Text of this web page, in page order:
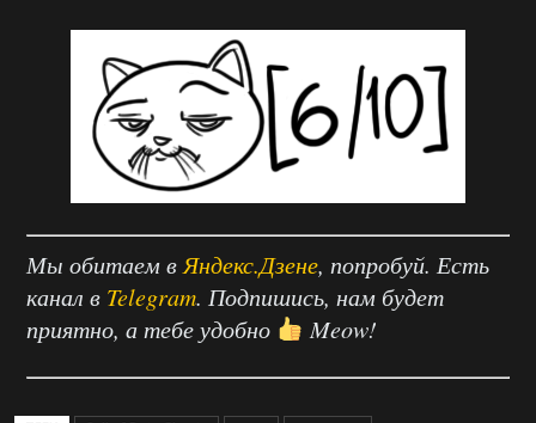
Мы обитаем в Яндекс.Дзене, попробуй. Есть
канал в Telegram. Подпишись, нам будет
приятно, а тебе удобно
Meow!